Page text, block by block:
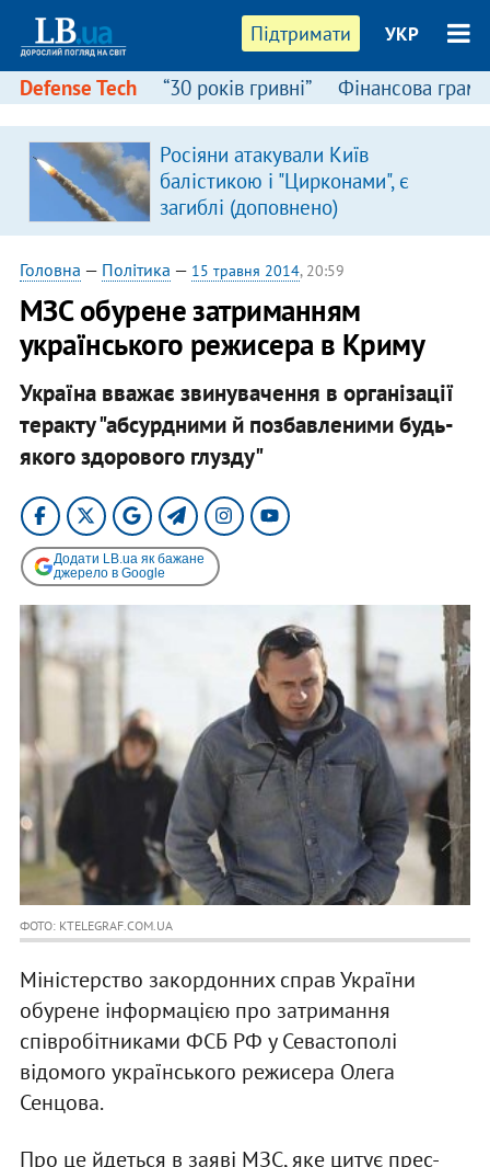
Підтримати УКР
Defense Tech “30 років гривні” Фінансова
Росіяни атакували Київ
балістикою і "Цирконами", є
загиблі (доповнено)
Головна — Політика — 15 травня 2014, 20:59
МЗС обурене затриманням
українського режисера в Криму
Україна вважає звинувачення в організації
теракту "абсурдними й позбавленими будь-
якого здорового глузду"
Додати LB.ua як бажане
джерело в Google
ФОТО: KTELEGRAF.COM.UA
Міністерство закордонних справ України
обурене інформацією про затримання
співробітниками ФСБ РФ у Севастополі
відомого українського режисера Олега
Сенцова.
Про це йдеться в заяві МЗС, яке цитує прес-